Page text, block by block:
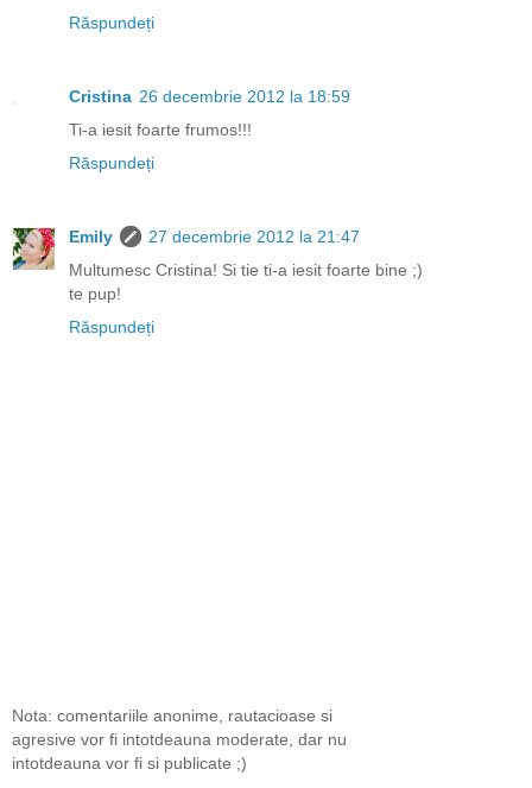
Răspundeți
Cristina 26 decembrie 2012 la 18:59
Ti-a iesit foarte frumos!!!
Răspundeți
Emily
27 decembrie 2012 la 21:47
Multumesc Cristina! Si tie ti-a iesit foarte bine ;)
te pup!
Răspundeți
Nota: comentariile anonime, rautacioase si
agresive vor fi intotdeauna moderate, dar nu
intotdeauna vor fi si publicate ;)